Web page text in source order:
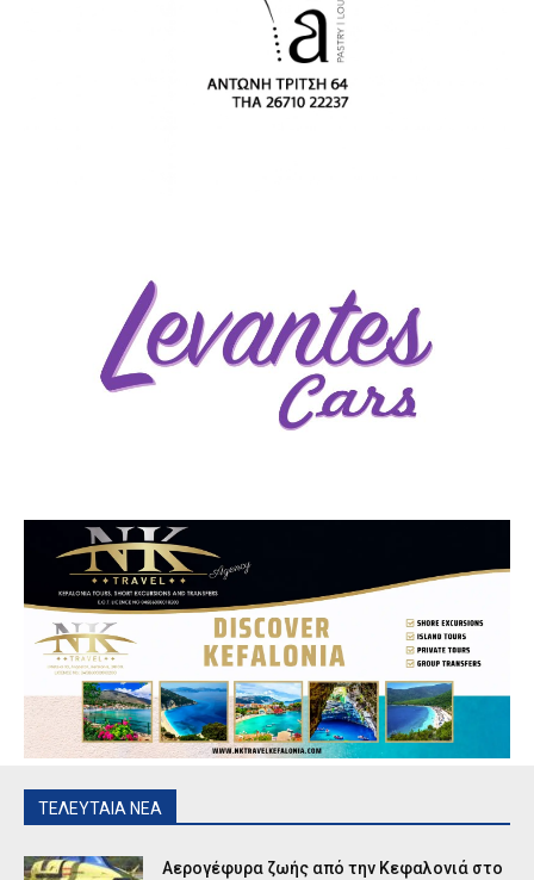
ΤΕΛΕΥΤΑΙΑ ΝΕΑ
Αερογέφυρα ζωής από την Κεφαλονιά στο